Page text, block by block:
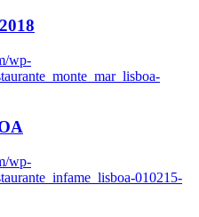
wp-
wp-
010215-